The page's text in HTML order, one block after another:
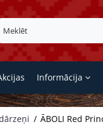
Informācija
ĀBOLI Red